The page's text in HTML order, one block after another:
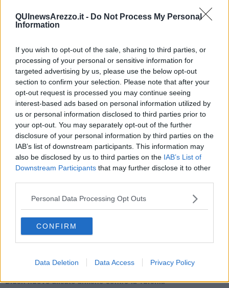
QUInewsArezzo.it - Do Not Process My Personal
Information
If you wish to opt-out of the sale, sharing to third parties, or
processing of your personal or sensitive information for
targeted advertising by us, please use the below opt-out
section to confirm your selection. Please note that after your
opt-out request is processed you may continue seeing
interest-based ads based on personal information utilized by
us or personal information disclosed to third parties prior to
your opt-out. You may separately opt-out of the further
disclosure of your personal information by third parties on the
IAB’s list of downstream participants. This information may
also be disclosed by us to third parties on the IAB’s List of
Downstream Participants that may further disclose it to other
Personal Data Processing Opt Outs
CONFIRM
Data Deletion Data Access Privacy Policy
Erdoğan e l'informazione
Crisi Corona, crisi Johnson, problemi post Brexit
Desmond Tutu "la voce dei senza voce"
Natale da incubo per Boris Johnson
La questione Ucraina
Cipro, un ponte dove si mischiano le culture
Una vigilia di Natale per un nuovo Rais
La questione israelo-palestinese ignorata dal G20
Erdogan continua a sfidare l'Occidente
Libano, collasso economico e guerra civile
Johnson, da Trump a Biden alla Brexit
L'AUKUS e il Quad
Biden, primo presidente USA non in guerra
Papa Bergoglio vedrà Viktor Orbán
Bennet, un giorno in attesa di Biden
Sudafrica, è allarme alimentare
Usa di nuovo al centro della geopolitica internazionale
L’appuntamento di Israele con il cambiamento
La farsa delle elezioni in Siria
Niente di nuovo in Medioriente
Biden nuovo alleato armeno contro la Turchia